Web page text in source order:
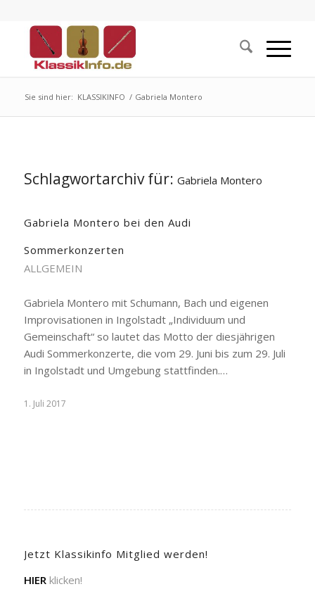
Sie sind hier: KLASSIKINFO / Gabriela Montero
Schlagwortarchiv für: Gabriela Montero
Gabriela Montero bei den Audi
Sommerkonzerten
ALLGEMEIN
Gabriela Montero mit Schumann, Bach und eigenen
Improvisationen in Ingolstadt „Individuum und
Gemeinschaft“ so lautet das Motto der diesjährigen
Audi Sommerkonzerte, die vom 29. Juni bis zum 29. Juli
in Ingolstadt und Umgebung stattfinden.…
1. Juli 2017
Jetzt Klassikinfo Mitglied werden!
HIER klicken!